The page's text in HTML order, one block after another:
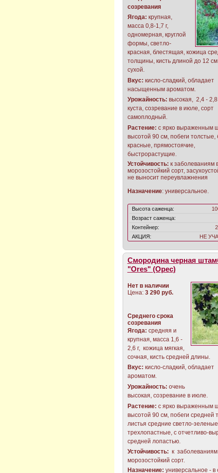
созревания
Ягода: крупная,
масса 0,8-1,7 г,
одномерная, круглой
формы, светло-
красная, блестящая, кожица
толщины, кисть длиной до 12
сухой.
Вкус: кисло-сладкий, обладает
насыщенным ароматом.
Урожайность: высокая, 2,4 - 2,8
куста, созревание в июле, сорт
самоплодный.
Растение: с ярко выраженным
высотой 90 см, побеги толстые,
красные, прямостоячие,
быстрорастущие.
Устойчивость: к заболеваниям
морозостойкий сорт,
не выносит переувлажнения
Назначение: универсальное.
Высота саженца:
Возраст саженца:
Контейнер:
АКЦИЯ:
НЕ
Смородина черная
"Ores" (Орес)
Нет в наличии
Цена: 3 290 руб.
Среднего срока
созревания
Ягода: средняя и
крупная, масса 1,6 -
2,6 г, кожица мягкая,
сочная, кисть средней длины.
Вкус: кисло-сладкий, обладает
ароматом.
Урожайность: очень
высокая, созревание в июле.
Растение: с ярко выраженным
высотой 90 см, побеги средней
листья средние светло-
трехлопастные, с отчетливо-
средней лопастью.
Устойчивость: к
морозостойкий сорт.
Назначение: универсальное - в